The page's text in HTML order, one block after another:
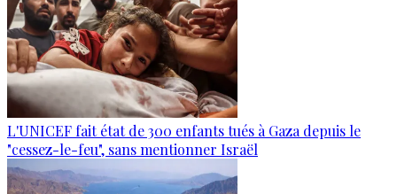
L'UNICEF fait état de 300 enfants tués à Gaza depuis le
"cessez-le-feu", sans mentionner Israël